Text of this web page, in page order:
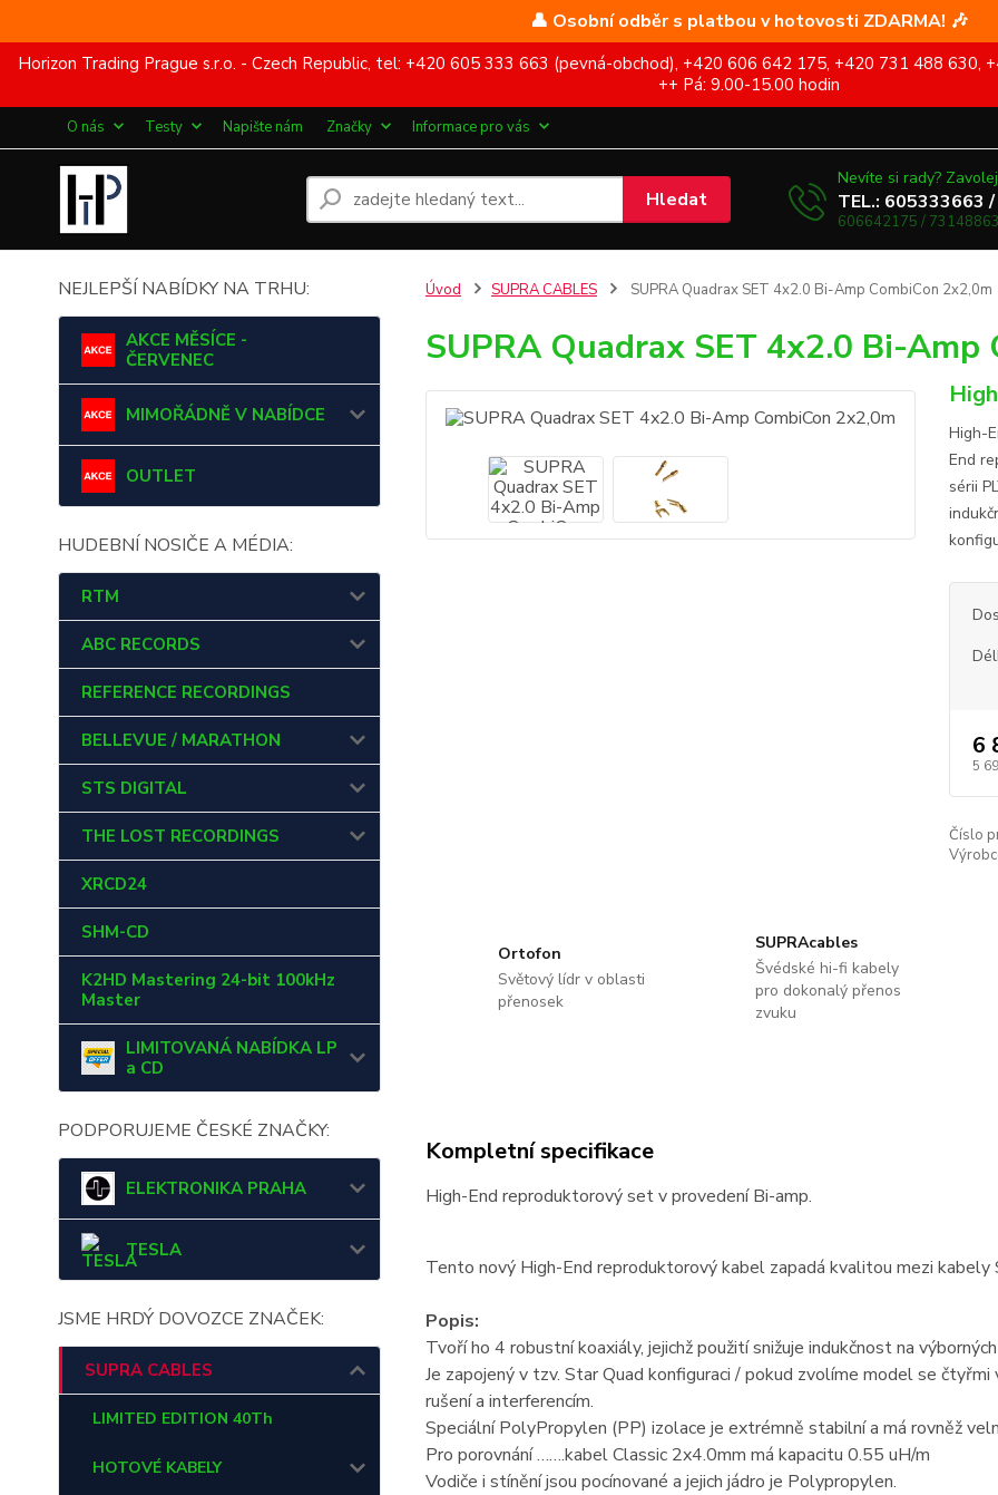
👤 Osobní odběr s platbou v hotovosti ZDARMA! 🎶
Horizon Trading Prague s.r.o. - Czech Republic, tel: +420 605 333 663 (pevná-obchod), +420 606 642 175, +420 731 488
++ Pá: 9.00-15.00 hodin
O nás Testy Napište nám Značky Informace pro vás
Hledat
Nevíte si rady?
TEL.: 605333663 /
606642175 /
NEJLEPŠÍ NABÍDKY NA TRHU:
AKCE MĚSÍCE -
ČERVENEC
MIMOŘÁDNĚ V NABÍDCE
OUTLET
HUDEBNÍ NOSIČE A MÉDIA:
RTM
ABC RECORDS
REFERENCE RECORDINGS
BELLEVUE / MARATHON
STS DIGITAL
THE LOST RECORDINGS
XRCD24
SHM-CD
K2HD Mastering 24-bit 100kHz
Master
LIMITOVANÁ NABÍDKA LP
a CD
PODPORUJEME ČESKÉ ZNAČKY:
ELEKTRONIKA PRAHA
TESLA
JSME HRDÝ DOVOZCE ZNAČEK:
SUPRA CABLES
LIMITED EDITION 40Th
HOTOVÉ KABELY
Úvod SUPRA CABLES SUPRA Quadrax SET 4x2.0 Bi-Amp CombiCon 2x2,0m
SUPRA Quadrax SET 4x2.0 Bi-Amp
High-
End
sérii
6
5
Číslo
Ortofon
Světový lídr v oblasti
přenosek
SUPRAcables
Švédské hi-fi kabely
pro dokonalý přenos
zvuku
Kompletní specifikace
High-End reproduktorový set v provedení Bi-amp.
Tento nový High-End reproduktorový kabel zapadá kvalitou mezi kabely
Popis:
Tvoří ho 4 robustní koaxiály, jejichž použití snižuje indukčnost na
Je zapojený v tzv. Star Quad konfiguraci / pokud zvolíme model se
rušení a interferencím.
Speciální PolyPropylen (PP) izolace je extrémně stabilní a má rovněž
Pro porovnání …….kabel Classic 2x4.0mm má kapacitu 0.55 uH/m
Vodiče i stínění jsou pocínované a jejich jádro je Polypropylen.